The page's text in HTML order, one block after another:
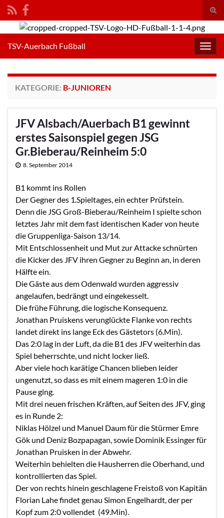
Search for:
TSV-Auerbach Fußball
KATEGORIE: B-JUNIOREN
JFV Alsbach/Auerbach B1 gewinnt
erstes Saisonspiel gegen JSG
Gr.Bieberau/Reinheim 5:0
8. September 2014
B1 kommt ins Rollen
Der Gegner des 1.Spieltages, ein echter Prüfstein.
Denn die JSG Groß-Bieberau/Reinheim I spielte schon
letztes Jahr mit dem fast identischen Kader von heute
die Gruppenliga-Saison 13/14.
Mit Entschlossenheit und Mut zur Attacke schnürten
die Kicker des JFV ihren Gegner zu Beginn an, in deren
Hälfte ein.
Die Gäste aus dem Odenwald wurden aggressiv
angelaufen, bedrängt und eingekesselt.
Die frühe Führung, die logische Konsequenz.
Jonathan Pruiskens verunglückte Flanke von rechts
landet direkt ins lange Eck des Gästetors (6.Min).
Das 2:0 lag in der Luft, da die B1 des JFV weiterhin das
Spiel beherrschte, und nicht locker ließ.
Aber viele hoch karätige Chancen blieben leider
ungenutzt, so dass es mit einem mageren 1:0 in die
Pause ging.
Mit drei neuen frischen Kräften, auf Seiten des JFV, ging
es in Runde 2:
Niklas Hölzel und Manuel Daum für die Stürmer Emre
Gök und Deniz Bozpapagan, sowie Dominik Essinger für
Jonathan Pruisken in der Abwehr.
Weiterhin behielten die Hausherren die Oberhand, und
kontrollierten das Spiel.
Der von rechts hinein geschlagene Freistoß von Kapitän
Florian Lahe findet genau Simon Engelhardt, der per
Kopf zum 2:0 vollendet (49.Min).